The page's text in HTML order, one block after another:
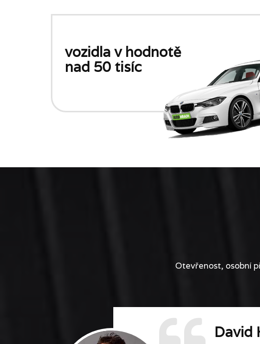
vozidla v hodnotě
nad 50 tisíc
Otevřenost, osobní
David